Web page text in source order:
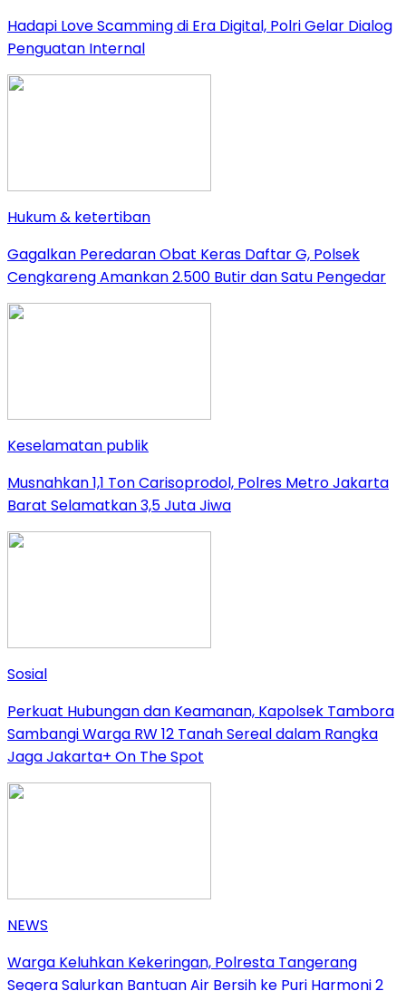
Hadapi Love Scamming di Era Digital, Polri Gelar Dialog
Penguatan Internal
Hukum & ketertiban
Gagalkan Peredaran Obat Keras Daftar G, Polsek
Cengkareng Amankan 2.500 Butir dan Satu Pengedar
Keselamatan publik
Musnahkan 1,1 Ton Carisoprodol, Polres Metro Jakarta
Barat Selamatkan 3,5 Juta Jiwa
Sosial
Perkuat Hubungan dan Keamanan, Kapolsek Tambora
Sambangi Warga RW 12 Tanah Sereal dalam Rangka
Jaga Jakarta+ On The Spot
NEWS
Warga Keluhkan Kekeringan, Polresta Tangerang
Segera Salurkan Bantuan Air Bersih ke Puri Harmoni 2